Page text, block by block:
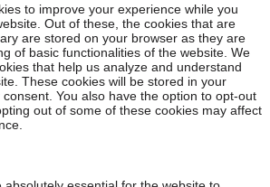
to improve your experience while you
Out of these, the cookies that are
are stored on your browser as they are
of basic functionalities of the website. We
that help us analyze and understand
These cookies will be stored in your
You also have the option to opt-out
out of some of these cookies may affect